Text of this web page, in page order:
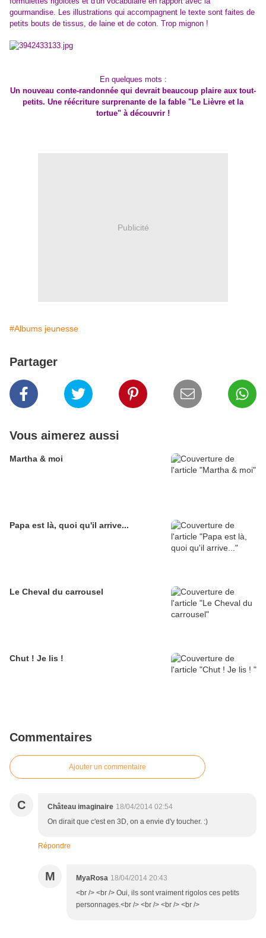
gourmandise. Les illustrations qui accompagnent le texte sont faites de
petits bouts de tissus, de laine et de coton. Trop mignon !
En quelques mots :
Un nouveau conte-randonnée qui devrait beaucoup plaire aux tout-
petits. Une réécriture surprenante de la fable "Le Lièvre et la
tortue" à découvrir !
Publicité
#Albums jeunesse
Partager
Vous aimerez aussi
Martha & moi
Papa est là, quoi qu'il arrive...
Le Cheval du carrousel
Chut ! Je lis !
Commentaires
Ajouter un commentaire
C Château imaginaire 18/04/2014 02:54
On dirait que c'est en 3D, on a envie d'y toucher. :)
Répondre
M MyaRosa 18/04/2014 20:43
<br /> <br /> Oui, ils sont vraiment rigolos ces petits
personnages.<br /> <br /> <br /> <br />